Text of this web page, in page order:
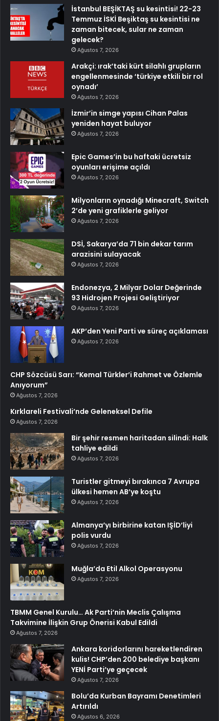
İstanbul BEŞİKTAŞ su kesintisi! 22-23
Temmuz İSKİ Beşiktaş su kesintisi ne
zaman bitecek, sular ne zaman
gelecek?
Ağustos 7, 2026
Arakçi: ırak’taki kürt silahlı grupların
engellenmesinde ‘türkiye etkili bir rol
oynadı’
Ağustos 7, 2026
İzmir’in simge yapısı Cihan Palas
yeniden hayat buluyor
Ağustos 7, 2026
Epic Games’in bu haftaki ücretsiz
oyunları erişime açıldı
Ağustos 7, 2026
Milyonların oynadığı Minecraft, Switch
2’de yeni grafiklerle geliyor
Ağustos 7, 2026
DSİ, Sakarya’da 71 bin dekar tarım
arazisini sulayacak
Ağustos 7, 2026
Endonezya, 2 Milyar Dolar Değerinde
93 Hidrojen Projesi Geliştiriyor
Ağustos 7, 2026
AKP’den Yeni Parti ve süreç açıklaması
Ağustos 7, 2026
CHP Sözcüsü Sarı: “Kemal Türkler’i Rahmet ve Özlemle
Anıyorum”
Ağustos 7, 2026
Kırklareli Festivali’nde Geleneksel Defile
Ağustos 7, 2026
Bir şehir resmen haritadan silindi: Halk
tahliye edildi
Ağustos 7, 2026
Turistler gitmeyi bırakınca 7 Avrupa
ülkesi hemen AB’ye koştu
Ağustos 7, 2026
Almanya’yı birbirine katan IŞİD’liyi
polis vurdu
Ağustos 7, 2026
Muğla’da Etil Alkol Operasyonu
Ağustos 7, 2026
TBMM Genel Kurulu… Ak Parti’nin Meclis Çalışma
Takvimine İlişkin Grup Önerisi Kabul Edildi
Ağustos 7, 2026
Ankara koridorlarını hareketlendiren
kulis! CHP’den 200 belediye başkanı
YENİ Parti’ye geçecek
Ağustos 7, 2026
Bolu’da Kurban Bayramı Denetimleri
Artırıldı
Ağustos 6, 2026